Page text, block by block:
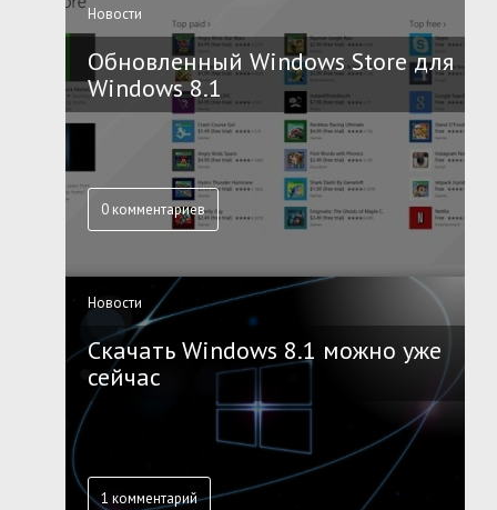
Новости
Обновленный Windows Store для
Windows 8.1
0 комментариев
Новости
Скачать Windows 8.1 можно уже
сейчас
1 комментарий